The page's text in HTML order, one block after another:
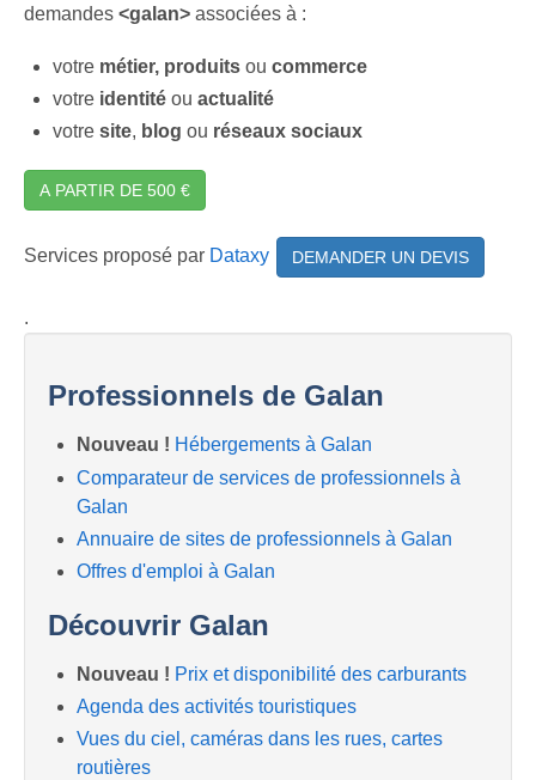
demandes <galan> associées à :
votre métier, produits ou commerce
votre identité ou actualité
votre site, blog ou réseaux sociaux
A PARTIR DE 500 €
Services proposé par Dataxy DEMANDER UN DEVIS
.
Professionnels de Galan
Nouveau ! Hébergements à Galan
Comparateur de services de professionnels à
Galan
Annuaire de sites de professionnels à Galan
Offres d'emploi à Galan
Découvrir Galan
Nouveau ! Prix et disponibilité des carburants
Agenda des activités touristiques
Vues du ciel, caméras dans les rues, cartes
routières